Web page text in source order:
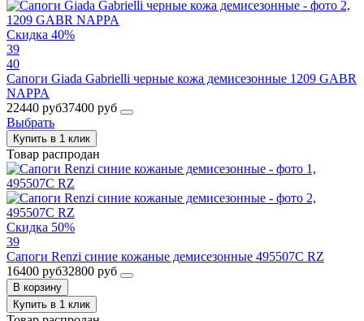
Скидка 40%
39
40
Сапоги Giada Gabrielli черные кожа демисезонные 1209 GABR
NAPPA
22440 руб37400 руб
Выбрать
Купить в 1 клик
Товар распродан
Скидка 50%
39
Сапоги Renzi синие кожаные демисезонные 495507C RZ
16400 руб32800 руб
В корзину
Купить в 1 клик